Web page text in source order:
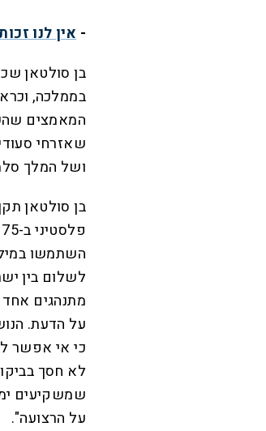
- אין לנו זכות לעייפות:
בן סולטאן
בממלכה,
המאמצים
שאזרחי
ושל המלך
בן סולטאן
השתמשו
לשלום בין
מתנהגים
על הדעת.
כי אי אפשר
לא חסך
שמשקיעים
על הרצועה".